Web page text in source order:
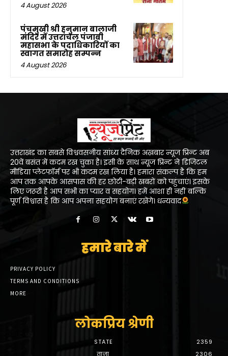
4 August 2026
पंचमुखी श्री हनुमान बालाजी
मंदिर में उत्तरांचल पंजाबी
महासभा के पदाधिकारियों का
स्वागत समारोह सम्पन्न
4 August 2026
उत्तराखंड का सबसे विश्ववसनीय सांध्य दैनिक अख़बार न्यूज प्रिन्ट अब
20वें बसंत में कदम रख चुका है। इसी के साथ न्यूज प्रिन्ट ने डिजिटल
मीडिया प्लेटफॉर्म पर भी कदम रख लिया है। हमारा संकल्प है कि हम
आप तक आपके आसपास की हर छोटी-बड़ी खबरों को पहुंचाएं। इसके
लिए जरूरी है आप सभी का प्यार व सहयोग। हमें आशा ही नहीं बल्कि
पूर्ण विश्वास है कि आप अपना सहयोग बनाएं रखेंगे। धन्यवाद
हमारे बारे में
PRIVACY POLICY
TERMS AND CONDITIONS
MORE
लोकप्रिय श्रेणी
STATE
2359
ताज़ा
2306